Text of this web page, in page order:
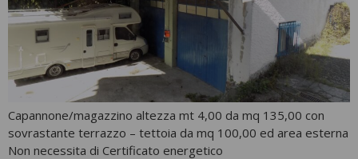
Capannone/magazzino altezza mt 4,00 da mq 135,00 con
sovrastante terrazzo – tettoia da mq 100,00 ed area esterna
Non necessita di Certificato energetico